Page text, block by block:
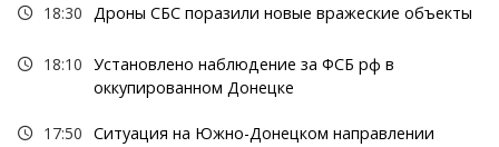
18:30 Дроны СБС поразили новые вражеские объекты
18:10 Установлено наблюдение за ФСБ рф в
оккупированном Донецке
17:50 Ситуация на Южно-Донецком направлении